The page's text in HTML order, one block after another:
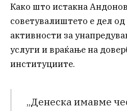
Како што истакна
советувалиштето е дел
активности за
услуги и враќање на
институциите.
„Денеска имавме